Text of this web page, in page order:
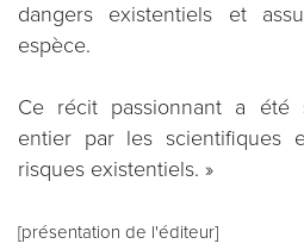
dangers existentiels et
espèce.
Ce récit passionnant a été
entier par les scientifiques
risques existentiels. »
[présentation de l'éditeur]